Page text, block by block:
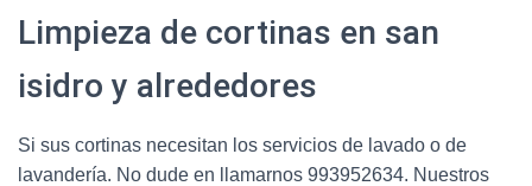
Limpieza de cortinas en san
isidro y alrededores
Si sus cortinas necesitan los servicios de lavado o de
lavandería. No dude en llamarnos 993952634. Nuestros